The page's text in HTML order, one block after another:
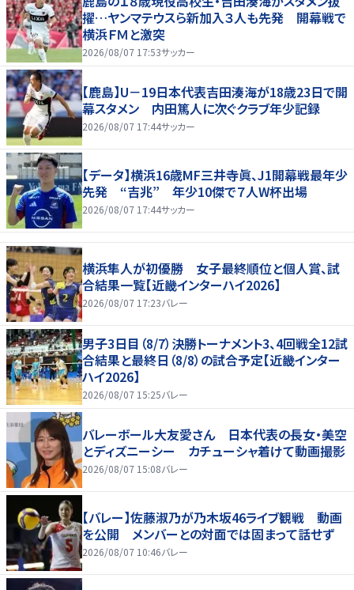
擢…ヤンマテウスら新加入３人も先発 開幕戦で
横浜ＦＭと激突
2026/08/07 17:53サッカー
【鹿島】U－19日本代表吉田湊海が18歳23日で開
幕スタメン 内田篤人に次ぐクラブ年少記録
2026/08/07 17:44サッカー
【データ】横浜16歳MF三井寺眞、J1開幕戦最年少
先発 “吉兆” 年少10傑で７人W杯出場
2026/08/07 17:44サッカー
横浜隼人が初優勝 女子最終順位と個人賞、試
合結果一覧【近畿インターハイ2026】
2026/08/07 17:23バレー
男子3日目（8/7）決勝トーナメント3、4回戦全12試
合結果と最終日（8/8）の試合予定【近畿インター
ハイ2026】
2026/08/07 15:25バレー
バレーボール大友愛さん 日本代表の長女・美空
とディズニーシー カチューシャ着けて動画撮影
2026/08/07 15:08バレー
【バレー】佐藤淑乃が乃木坂46ライブ観戦 動画
を公開 メンバーとの対面では固まって話せず
2026/08/07 10:46バレー